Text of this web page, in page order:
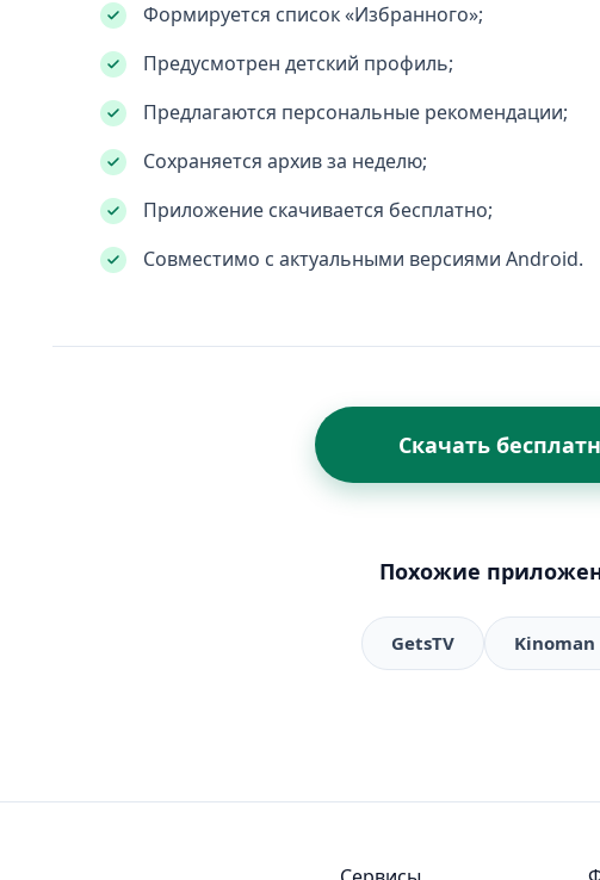
Формируется список «Избранного»;
Предусмотрен детский профиль;
Предлагаются персональные рекомендации;
Сохраняется архив за неделю;
Приложение скачивается бесплатно;
Совместимо с актуальными версиями Android.
Скачать
Похожие
GetsTV Kinoman